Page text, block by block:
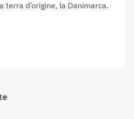
terra d’origine, la Danimarca.